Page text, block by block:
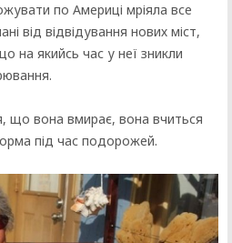
по Америці мріяла все
від відвідування нових міст,
на якийсь час у неї зникли
що вона вмирає, вона вчиться
під час подорожей.